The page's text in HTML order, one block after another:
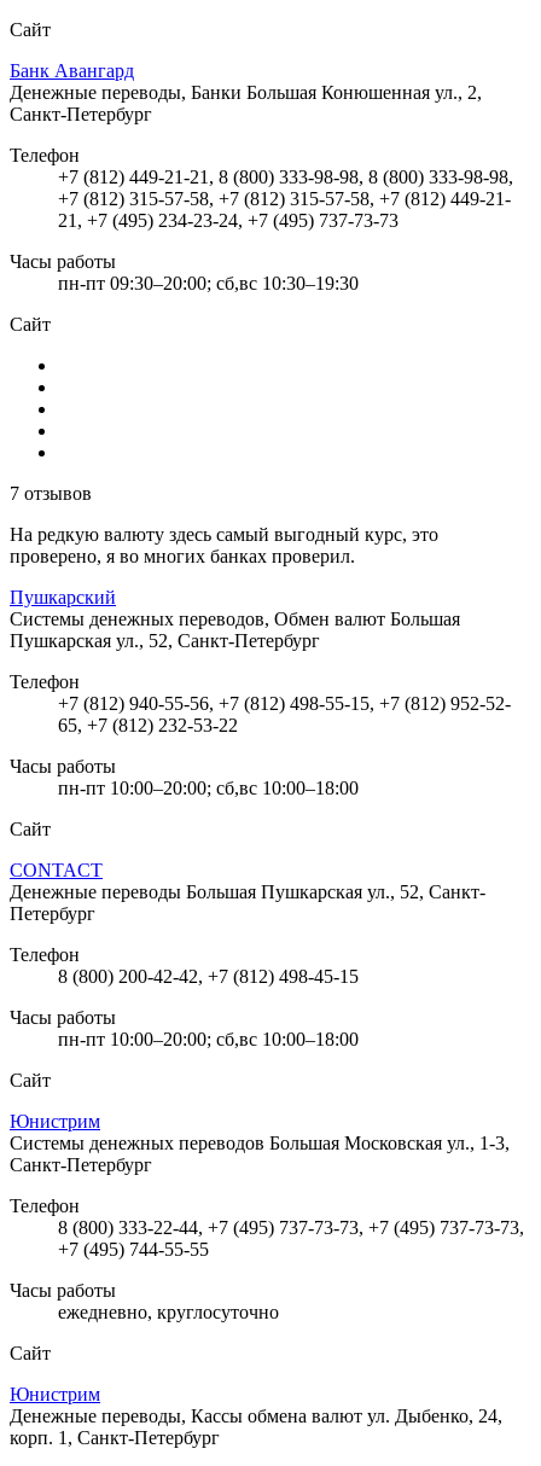
Сайт
Банк Авангард
Денежные переводы, Банки Большая Конюшенная ул., 2,
Санкт-Петербург
Телефон
+7 (812) 449-21-21, 8 (800) 333-98-98, 8 (800) 333-98-98,
+7 (812) 315-57-58, +7 (812) 315-57-58, +7 (812) 449-21-
21, +7 (495) 234-23-24, +7 (495) 737-73-73
Часы работы
пн-пт 09:30–20:00; сб,вс 10:30–19:30
Сайт
7 отзывов
На редкую валюту здесь самый выгодный курс, это
проверено, я во многих банках проверил.
Пушкарский
Системы денежных переводов, Обмен валют Большая
Пушкарская ул., 52, Санкт-Петербург
Телефон
+7 (812) 940-55-56, +7 (812) 498-55-15, +7 (812) 952-52-
65, +7 (812) 232-53-22
Часы работы
пн-пт 10:00–20:00; сб,вс 10:00–18:00
Сайт
CONTACT
Денежные переводы Большая Пушкарская ул., 52, Санкт-
Петербург
Телефон
8 (800) 200-42-42, +7 (812) 498-45-15
Часы работы
пн-пт 10:00–20:00; сб,вс 10:00–18:00
Сайт
Юнистрим
Системы денежных переводов Большая Московская ул., 1-3,
Санкт-Петербург
Телефон
8 (800) 333-22-44, +7 (495) 737-73-73, +7 (495) 737-73-73,
+7 (495) 744-55-55
Часы работы
ежедневно, круглосуточно
Сайт
Юнистрим
Денежные переводы, Кассы обмена валют ул. Дыбенко, 24,
корп. 1, Санкт-Петербург